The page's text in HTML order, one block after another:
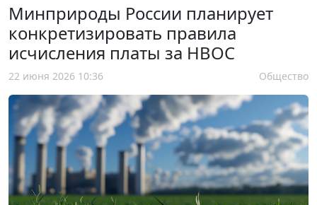
Минприроды России планирует
конкретизировать правила
исчисления платы за НВОС
22 июня 2026 10:36 Общество